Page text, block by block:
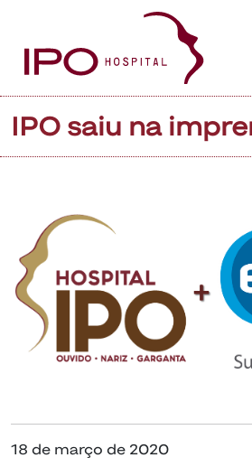
IPO saiu na
18 de março de 2020